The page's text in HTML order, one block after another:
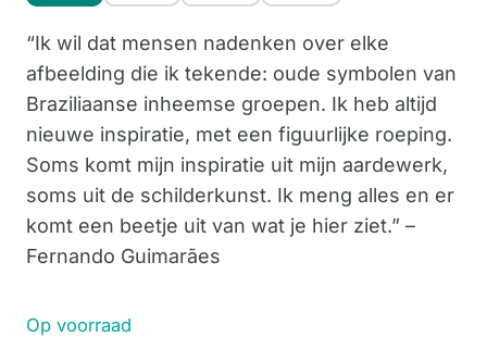
“Ik wil dat mensen nadenken over elke
afbeelding die ik tekende: oude symbolen van
Braziliaanse inheemse groepen. Ik heb altijd
nieuwe inspiratie, met een figuurlijke roeping.
Soms komt mijn inspiratie uit mijn aardewerk,
soms uit de schilderkunst. Ik meng alles en er
komt een beetje uit van wat je hier ziet.” –
Fernando Guimarães
Op voorraad